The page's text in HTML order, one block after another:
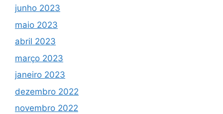
junho 2023
maio 2023
abril 2023
março 2023
janeiro 2023
dezembro 2022
novembro 2022